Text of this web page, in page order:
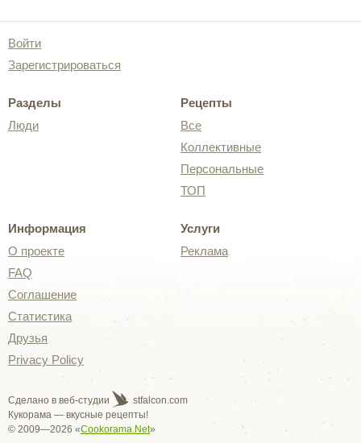
Войти
Зарегистрироваться
Разделы
Люди
Рецепты
Все
Коллективные
Персональные
ТОП
Информация
О проекте
FAQ
Соглашение
Статистика
Друзья
Privacy Policy
Услуги
Реклама
Сделано в веб-студии
stfalcon.com
Кукорама — вкусные рецепты!
© 2009—2026 «Cookorama.Net»